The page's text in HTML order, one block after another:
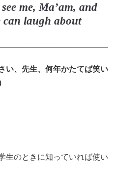
me, Ma’am, and
can laugh about
い、先生、何年かたてば笑い
生のときに知っていれば使い